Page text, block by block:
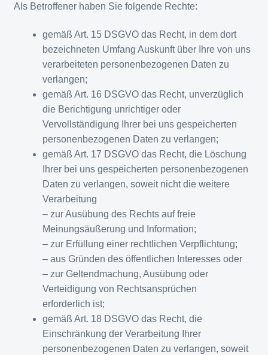
Als Betroffener haben Sie folgende Rechte:
gemäß Art. 15 DSGVO das Recht, in dem dort
bezeichneten Umfang Auskunft über Ihre von uns
verarbeiteten personenbezogenen Daten zu
verlangen;
gemäß Art. 16 DSGVO das Recht, unverzüglich
die Berichtigung unrichtiger oder
Vervollständigung Ihrer bei uns gespeicherten
personenbezogenen Daten zu verlangen;
gemäß Art. 17 DSGVO das Recht, die Löschung
Ihrer bei uns gespeicherten personenbezogenen
Daten zu verlangen, soweit nicht die weitere
Verarbeitung
– zur Ausübung des Rechts auf freie
Meinungsäußerung und Information;
– zur Erfüllung einer rechtlichen Verpflichtung;
– aus Gründen des öffentlichen Interesses oder
– zur Geltendmachung, Ausübung oder
Verteidigung von Rechtsansprüchen
erforderlich ist;
gemäß Art. 18 DSGVO das Recht, die
Einschränkung der Verarbeitung Ihrer
personenbezogenen Daten zu verlangen, soweit